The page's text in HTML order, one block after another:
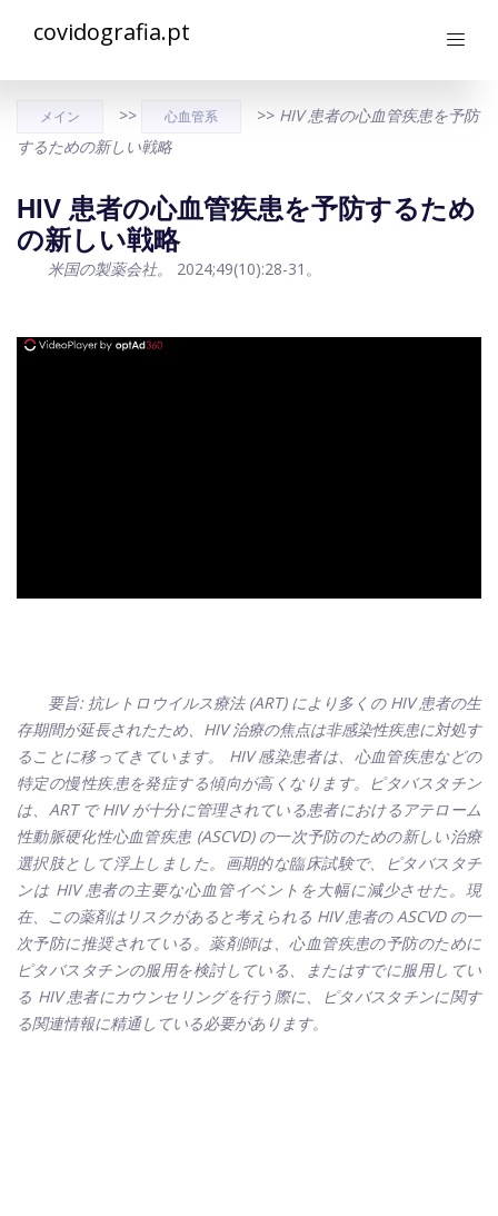
covidografia.pt
メイン >> 心血管系 >> HIV 患者の心血管疾患を予防
するための新しい戦略
HIV 患者の心血管疾患を予防するため
の新しい戦略
米国の製薬会社。 2024;49(10):28-31。
要旨: 抗レトロウイルス療法 (ART) により多くの HIV 患者の生
存期間が延長されたため、HIV 治療の焦点は非感染性疾患に対処す
ることに移ってきています。 HIV 感染患者は、心血管疾患などの
特定の慢性疾患を発症する傾向が高くなります。ピタバスタチン
は、ART で HIV が十分に管理されている患者におけるアテローム
性動脈硬化性心血管疾患 (ASCVD) の一次予防のための新しい治療
選択肢として浮上しました。画期的な臨床試験で、ピタバスタチ
ンは HIV 患者の主要な心血管イベントを大幅に減少させた。現
在、この薬剤はリスクがあると考えられる HIV 患者の ASCVD の一
次予防に推奨されている。薬剤師は、心血管疾患の予防のために
ピタバスタチンの服用を検討している、またはすでに服用してい
る HIV 患者にカウンセリングを行う際に、ピタバスタチンに関す
る関連情報に精通している必要があります。